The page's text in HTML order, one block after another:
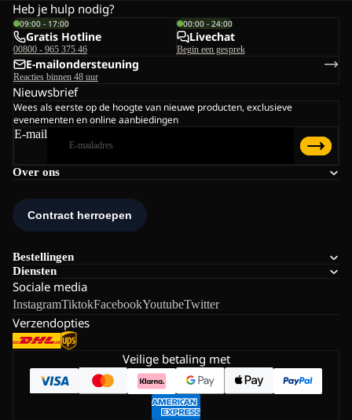
Over ons
Bestellingen
Diensten
Sociale media
InstagramTiktokFacebookYoutubeTwitter
Verzendopties
Heb je hulp nodig?
09:00 - 17:00
Gratis Hotline
00800 - 965 375 46
00:00 - 24:00
Livechat
Begin een gesprek
E-mailondersteuning
Reacties binnen 48 uur
Nieuwsbrief
Wees als eerste op de hoogte van nieuwe producten, exclusieve
evenementen en online aanbiedingen
E-mail
Veilige betaling met